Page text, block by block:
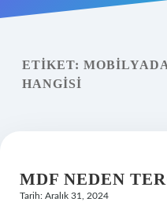
Yasal Uyarı
ETIKET:
HANGISI
MDF NEDEN
Tarih: Aralık 31, 2024